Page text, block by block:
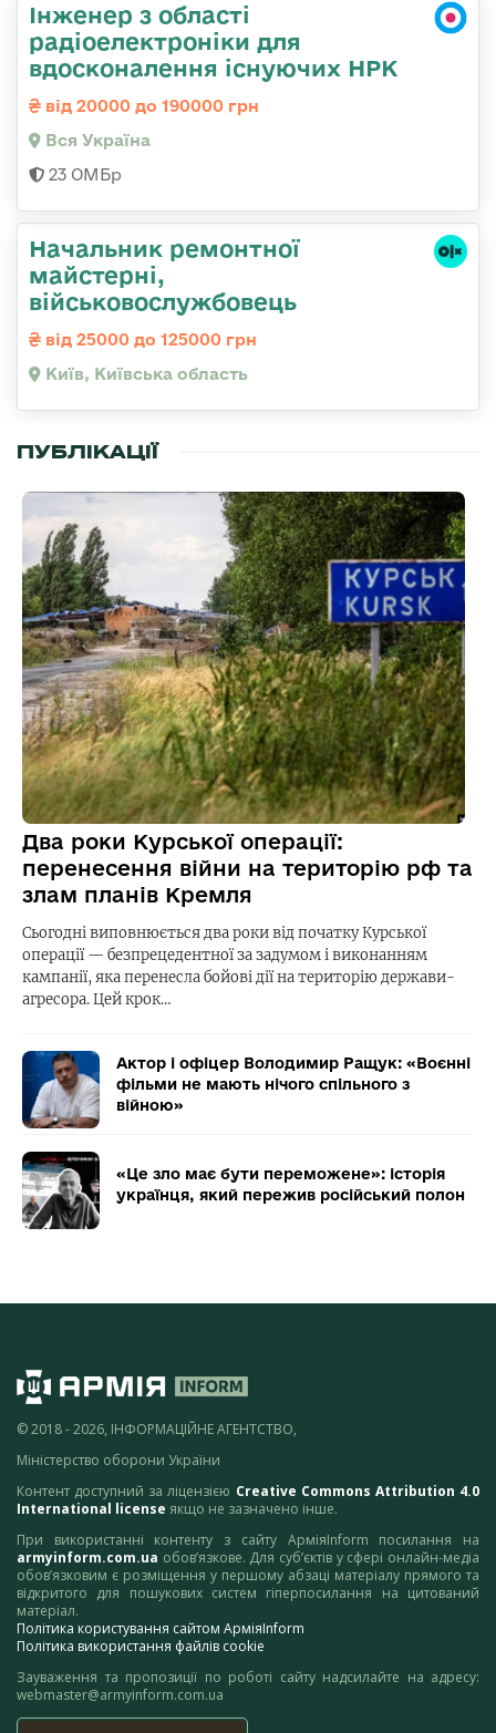
Інженер з області
радіоелектроніки для
вдосконалення існуючих НРК
від 20000 до 190000 грн
Вся Україна
23 ОМБр
Начальник ремонтної
майстерні,
військовослужбовець
від 25000 до 125000 грн
Київ, Київська область
ПУБЛІКАЦІЇ
Два роки Курської операції:
перенесення війни на територію рф та
злам планів Кремля
Сьогодні виповнюється два роки від початку Курської
операції — безпрецедентної за задумом і виконанням
кампанії, яка перенесла бойові дії на територію держави-
агресора. Цей крок…
Актор і офіцер Володимир Ращук: «Воєнні
фільми не мають нічого спільного з
війною»
«Це зло має бути переможене»: історія
українця, який пережив російський полон
© 2018 - 2026, ІНФОРМАЦІЙНЕ АГЕНТСТВО,
Міністерство оборони України
Контент доступний за ліцензією Creative Commons Attribution 4.0
International license якщо не зазначено інше.
При використанні контенту з сайту АрміяInform посилання на
armyinform.com.ua обов’язкове. Для суб’єктів у сфері онлайн-медіа
обов’язковим є розміщення у першому абзаці матеріалу прямого та
відкритого для пошукових систем гіперпосилання на цитований
матеріал.
Політика користування сайтом АрміяInform
Політика використання файлів cookie
Зауваження та пропозиції по роботі сайту надсилайте на адресу:
webmaster@armyinform.com.ua